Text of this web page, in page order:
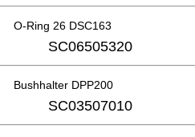
O-Ring 26 DSC163
SC06505320
Bushhalter DPP200
SC03507010